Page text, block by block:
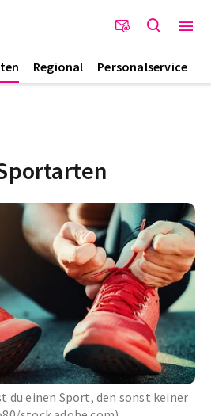
Regional Personalservice
du einen Sport, den sonst keiner